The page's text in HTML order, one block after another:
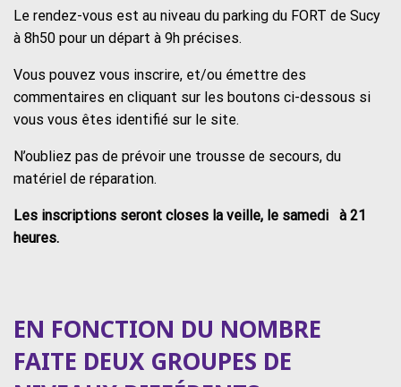
Le rendez-vous est au niveau du parking du FORT de Sucy
à 8h50 pour un départ à 9h précises.
Vous pouvez vous inscrire, et/ou émettre des
commentaires en cliquant sur les boutons ci-dessous si
vous vous êtes identifié sur le site.
N’oubliez pas de prévoir une trousse de secours, du
matériel de réparation.
Les inscriptions seront closes la veille, le samedi à 21
heures.
EN FONCTION DU NOMBRE
FAITE DEUX GROUPES DE